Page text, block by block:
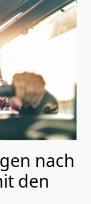
nach
den